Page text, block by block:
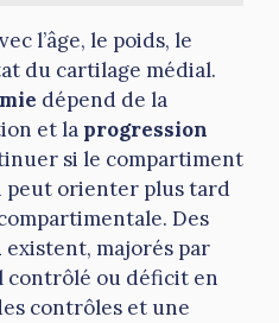
l’âge, le poids, le
du cartilage médial.
dépend de la
et la progression
si le compartiment
peut orienter plus tard
Des
existent, majorés par
contrôlé ou déficit en
contrôles et une